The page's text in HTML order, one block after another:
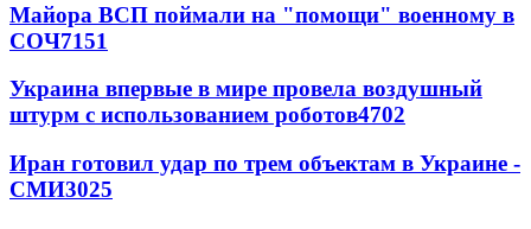
Майора ВСП поймали на "помощи" военному в
СОЧ7151
Украина впервые в мире провела воздушный
штурм с использованием роботов4702
Иран готовил удар по трем объектам в Украине -
СМИ3025